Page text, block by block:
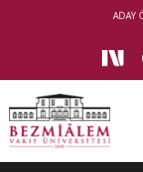
ADAY